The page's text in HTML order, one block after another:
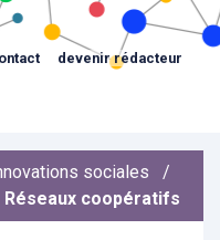
devenir rédacteur
sociales
/
Réseaux coopératifs